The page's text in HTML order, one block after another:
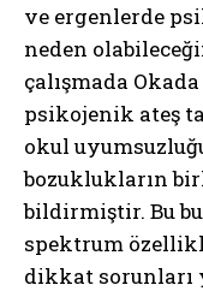
ve ergenlerde
neden
çalışmada
psikojenik ateş
okul
bozuklukların
bildirmiştir. Bu
spektrum
dikkat sorunları